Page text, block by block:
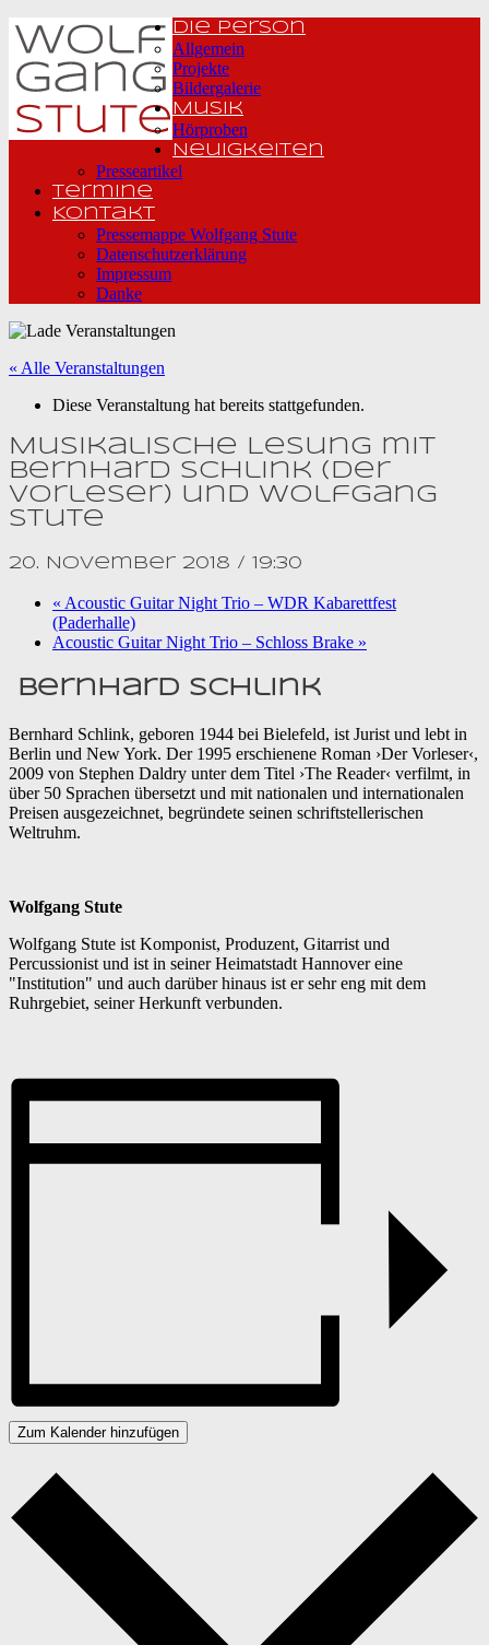
Die Person
Allgemein
Projekte
Bildergalerie
Musik
Hörproben
Neuigkeiten
Presseartikel
Termine
Kontakt
Pressemappe Wolfgang Stute
Datenschutzerklärung
Impressum
Danke
« Alle Veranstaltungen
Diese Veranstaltung hat bereits stattgefunden.
Musikalische Lesung mit
Bernhard Schlink (Der
Vorleser) und Wolfgang
Stute
20. November 2018 / 19:30
« Acoustic Guitar Night Trio – WDR Kabarettfest
(Paderhalle)
Acoustic Guitar Night Trio – Schloss Brake »
Bernhard Schlink
Bernhard Schlink, geboren 1944 bei Bielefeld, ist Jurist und lebt in
Berlin und New York. Der 1995 erschienene Roman ›Der Vorleser‹,
2009 von Stephen Daldry unter dem Titel ›The Reader‹ verfilmt, in
über 50 Sprachen übersetzt und mit nationalen und internationalen
Preisen ausgezeichnet, begründete seinen schriftstellerischen
Weltruhm.
Wolfgang Stute
Wolfgang Stute ist Komponist, Produzent, Gitarrist und
Percussionist und ist in seiner Heimatstadt Hannover eine
"Institution" und auch darüber hinaus ist er sehr eng mit dem
Ruhrgebiet, seiner Herkunft verbunden.
Zum Kalender hinzufügen